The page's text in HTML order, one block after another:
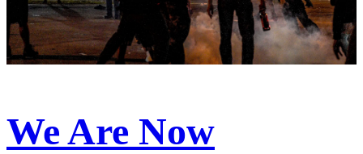
We Are Now